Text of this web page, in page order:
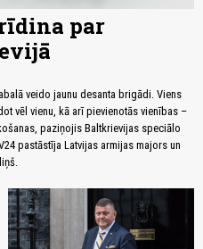
par
veido jaunu desanta brigādi. Viens
vēl vienu, kā arī pievienotās vienības –
paziņojis Baltkrievijas speciālo
pastāstīja Latvijas armijas majors un